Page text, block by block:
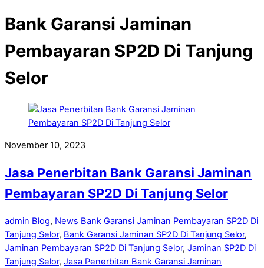
Bank Garansi Jaminan
Pembayaran SP2D Di Tanjung
Selor
November 10, 2023
Jasa Penerbitan Bank Garansi Jaminan
Pembayaran SP2D Di Tanjung Selor
admin Blog, News Bank Garansi Jaminan Pembayaran SP2D Di
Tanjung Selor, Bank Garansi Jaminan SP2D Di Tanjung Selor,
Jaminan Pembayaran SP2D Di Tanjung Selor, Jaminan SP2D Di
Tanjung Selor, Jasa Penerbitan Bank Garansi Jaminan